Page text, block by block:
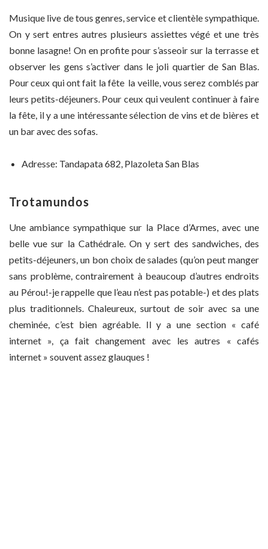
Musique live de tous genres, service et clientèle sympathique.
On y sert entres autres plusieurs assiettes végé et une très
bonne lasagne! On en profite pour s’asseoir sur la terrasse et
observer les gens s’activer dans le joli quartier de San Blas.
Pour ceux qui ont fait la fête la veille, vous serez comblés par
leurs petits-déjeuners. Pour ceux qui veulent continuer à faire
la fête, il y a une intéressante sélection de vins et de bières et
un bar avec des sofas.
Adresse: Tandapata 682, Plazoleta San Blas
Trotamundos
Une ambiance sympathique sur la Place d’Armes, avec une
belle vue sur la Cathédrale. On y sert des sandwiches, des
petits-déjeuners, un bon choix de salades (qu’on peut manger
sans problème, contrairement à beaucoup d’autres endroits
au Pérou!-je rappelle que l’eau n’est pas potable-) et des plats
plus traditionnels. Chaleureux, surtout de soir avec sa une
cheminée, c’est bien agréable. Il y a une section « café
internet », ça fait changement avec les autres « cafés
internet » souvent assez glauques !